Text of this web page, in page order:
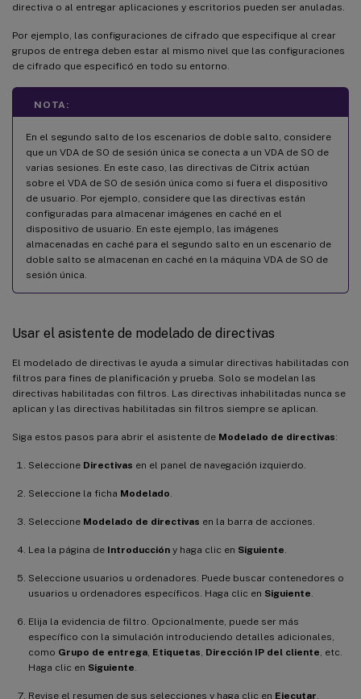
directiva o al entregar aplicaciones y escritorios pueden ser anuladas.
Por ejemplo, las configuraciones de cifrado que especifique al crear
grupos de entrega deben estar al mismo nivel que las configuraciones
de cifrado que especificó en todo su entorno.
NOTA:
En el segundo salto de los escenarios de doble salto, considere
que un VDA de SO de sesión única se conecta a un VDA de SO de
varias sesiones. En este caso, las directivas de Citrix actúan
sobre el VDA de SO de sesión única como si fuera el dispositivo
de usuario. Por ejemplo, considere que las directivas están
configuradas para almacenar imágenes en caché en el
dispositivo de usuario. En este ejemplo, las imágenes
almacenadas en caché para el segundo salto en un escenario de
doble salto se almacenan en caché en la máquina VDA de SO de
sesión única.
Usar el asistente de modelado de directivas
El modelado de directivas le ayuda a simular directivas habilitadas con
filtros para fines de planificación y prueba. Solo se modelan las
directivas habilitadas con filtros. Las directivas inhabilitadas nunca se
aplican y las directivas habilitadas sin filtros siempre se aplican.
Siga estos pasos para abrir el asistente de Modelado de directivas:
Seleccione Directivas en el panel de navegación izquierdo.
Seleccione la ficha Modelado
Seleccione Modelado de directivas en la barra de acciones.
Lea la página de Introducción y haga clic en Siguiente
Seleccione usuarios u ordenadores. Puede buscar contenedores o
usuarios u ordenadores específicos. Haga clic en Siguiente
Elija la evidencia de filtro. Opcionalmente, puede ser más
específico con la simulación introduciendo detalles adicionales,
como Grupo de entrega Etiquetas Dirección IP del cliente , etc.
Haga clic en Siguiente
Revise el resumen de sus selecciones y haga clic en Ejecutar